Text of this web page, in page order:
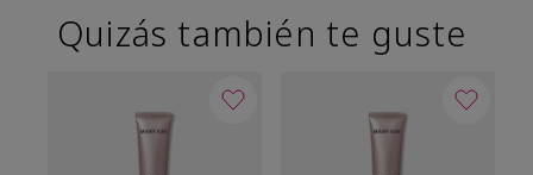
Quizás también te guste